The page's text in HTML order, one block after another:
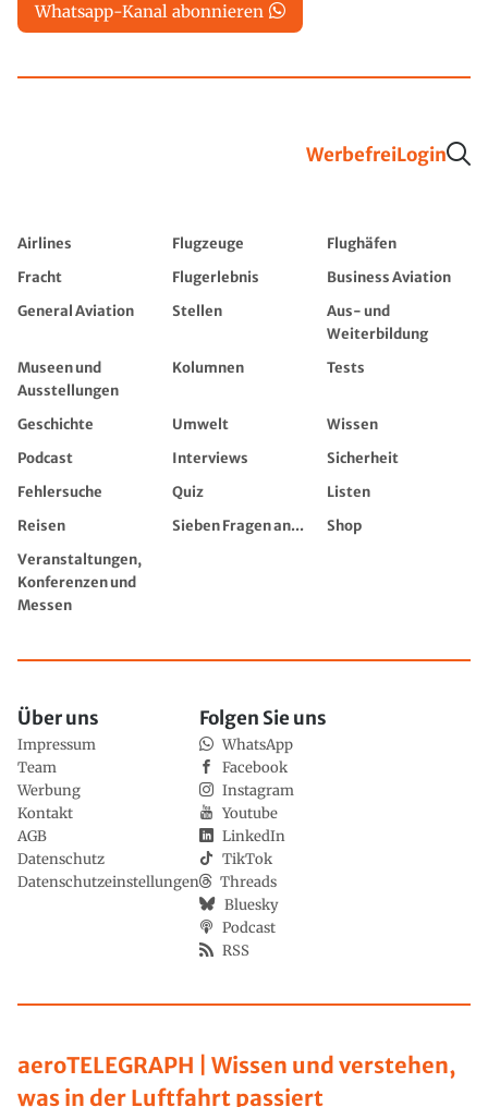
Whatsapp-Kanal abonnieren
WerbefreiLogin
Airlines Flugzeuge
Flughäfen
Fracht
Flugerlebnis
Business Aviation
General Aviation
Stellen
Aus- und
Weiterbildung
Museen und
Ausstellungen
Kolumnen Tests
Geschichte Umwelt
Wissen
Podcast
Interviews
Sicherheit
Fehlersuche
Quiz
Listen
Reisen
Sieben Fragen an...
Shop
Veranstaltungen,
Konferenzen und
Messen
aeroTELEGRAPH | Wissen und verstehen,
was in der Luftfahrt passiert
Über uns
Impressum
Team
Werbung
Kontakt
AGB
Datenschutz
Datenschutzeinstellungen
Folgen Sie uns
WhatsApp
Facebook
Instagram
Youtube
LinkedIn
TikTok
Threads
Bluesky
Podcast
RSS